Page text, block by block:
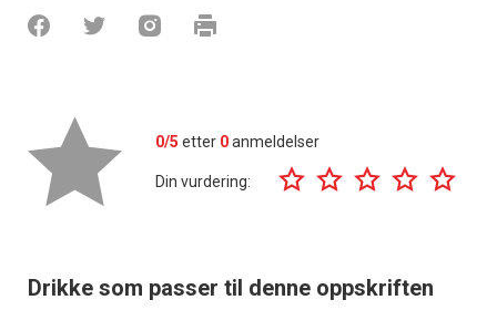
0/5 etter 0anmeldelser
Din vurdering:
Drikke som passer til denne oppskriften